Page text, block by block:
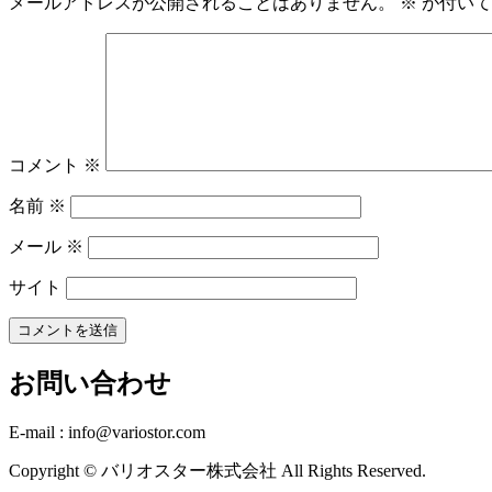
コメント ※
名前 ※
メール ※
サイト
お問い合わせ
E-mail : info@variostor.com
Copyright © バリオスター株式会社 All Rights Reserved.